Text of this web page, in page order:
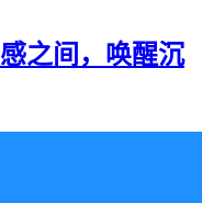
之间，唤醒沉